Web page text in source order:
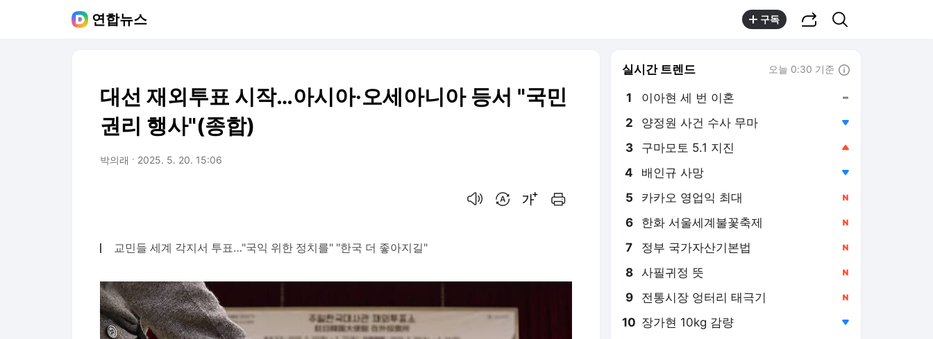
연합뉴스 구독
대선 재외투표 시작…아시아·오세아니아 등서 "국민
권리 행사"(종합)
박의래 2025. 5. 20. 15:06
교민들 세계 각지서 투표…"국익 위한 정치를" "한국 더 좋아지길"
실시간 트렌드 오늘 0:30 기준
1 이아현 세 번 이혼
2 양정원 사건 수사 무마
3 구마모토 5.1 지진
4 배인규 사망
5 카카오 영업익 최대
6 한화 서울세계불꽃축제
7 정부 국가자산기본법
8 사필귀정 뜻
9 전통시장 엉터리 태극기
10 장가현 10kg 감량